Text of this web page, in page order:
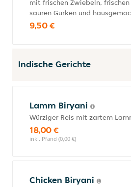
mit frischen Zwiebeln, frischen
sauren Gurken und
9,50 €
Indische Gerichte
Lamm Biryani
Würziger Reis mit zartem
18,00 €
inkl. Pfand (0,00 €)
Chicken Biryani